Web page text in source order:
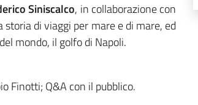
Siniscalco, in collaborazione con
storia di viaggi per mare e di mare, ed
mondo, il golfo di Napoli.
Finotti; Q&A con il pubblico.